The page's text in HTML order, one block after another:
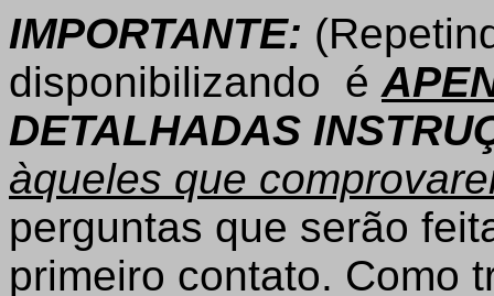
IMPORTANTE:
disponibilizando é
DETALHADAS
àqueles que
perguntas que serão
primeiro contato. Como